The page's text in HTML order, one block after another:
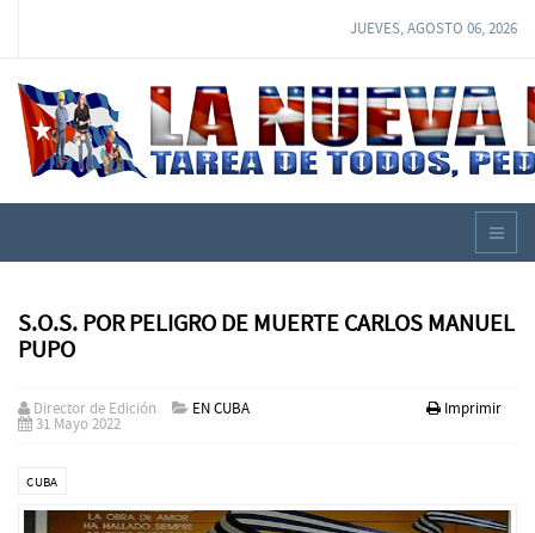
JUEVES, AGOSTO 06, 2026
S.O.S. POR PELIGRO DE MUERTE CARLOS MANUEL
PUPO
Imprimir
Director de Edición EN CUBA
31 Mayo 2022
CUBA